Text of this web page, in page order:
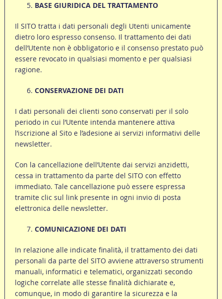
BASE GIURIDICA DEL TRATTAMENTO
Il SITO tratta i dati personali degli Utenti unicamente
dietro loro espresso consenso. Il trattamento dei dati
dell’Utente non è obbligatorio e il consenso prestato può
essere revocato in qualsiasi momento e per qualsiasi
ragione.
CONSERVAZIONE DEI DATI
I dati personali dei clienti sono conservati per il solo
periodo in cui l’Utente intenda mantenere attiva
l’iscrizione al Sito e l’adesione ai servizi informativi delle
newsletter.
Con la cancellazione dell’Utente dai servizi anzidetti,
cessa in trattamento da parte del SITO con effetto
immediato. Tale cancellazione può essere espressa
tramite clic sul link presente in ogni invio di posta
elettronica delle newsletter.
COMUNICAZIONE DEI DATI
In relazione alle indicate finalità, il trattamento dei dati
personali da parte del SITO avviene attraverso strumenti
manuali, informatici e telematici, organizzati secondo
logiche correlate alle stesse finalità dichiarate e,
comunque, in modo di garantire la sicurezza e la